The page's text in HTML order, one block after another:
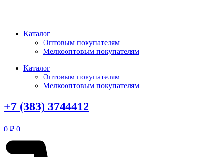
Каталог
Оптовым покупателям
Мелкооптовым покупателям
Каталог
Оптовым покупателям
Мелкооптовым покупателям
+7 (383) 3744412
0 ₽ 0